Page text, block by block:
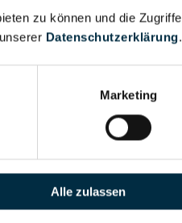
zu können und die Zugriffe
Datenschutzerklärung.
Marketing
Alle zulassen
anfragen
anfragen